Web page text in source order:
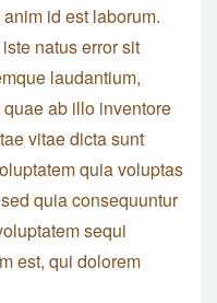
id est laborum.
natus error sit
laudantium,
ab illo inventore
vitae dicta sunt
quia voluptas
quia consequuntur
sequi
est, qui dolorem